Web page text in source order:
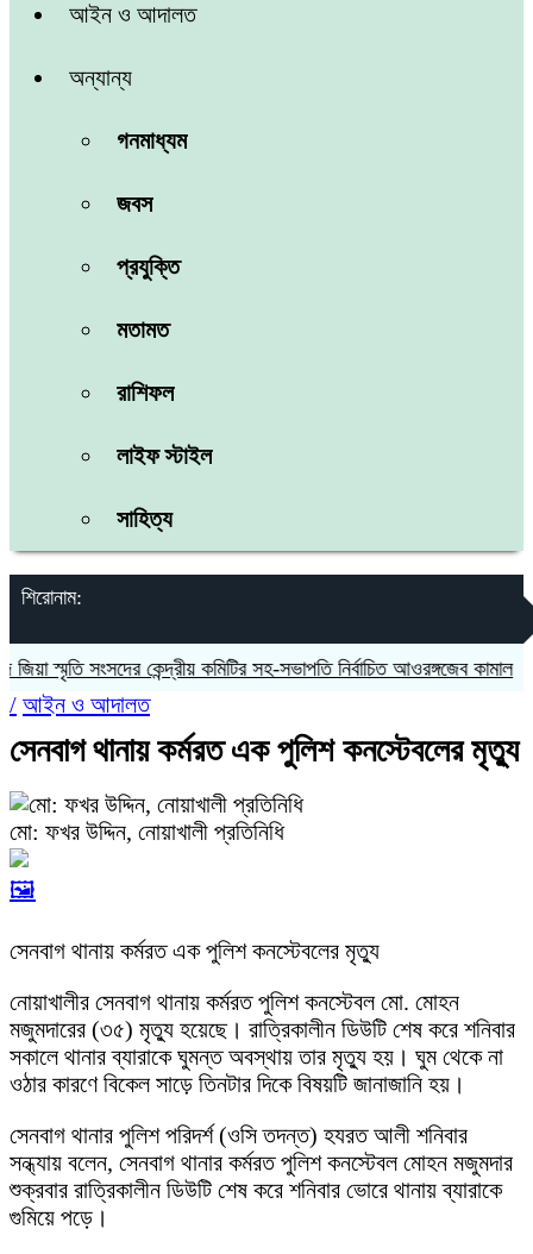
আইন ও আদালত
অন্যান্য
গনমাধ্যম
জবস
প্রযুক্তি
মতামত
রাশিফল
লাইফ স্টাইল
সাহিত্য
শিরোনাম:
স্মৃতি সংসদের কেন্দ্রীয় কমিটির সহ-সভাপতি নির্বাচিত আওরঙ্গজেব কামাল
/ আইন ও আদালত
সেনবাগ থানায় কর্মরত এক পুলিশ কনস্টেবলের মৃত্যু
মো: ফখর উদ্দিন, নোয়াখালী প্রতিনিধি
🖼️
সেনবাগ থানায় কর্মরত এক পুলিশ কনস্টেবলের মৃত্যু
নোয়াখালীর সেনবাগ থানায় কর্মরত পুলিশ কনস্টেবল মো. মোহন
মজুমদারের (৩৫) মৃত্যু হয়েছে। রাত্রিকালীন ডিউটি শেষ করে শনিবার
সকালে থানার ব্যারাকে ঘুমন্ত অবস্থায় তার মৃত্যু হয়। ঘুম থেকে না
ওঠার কারণে বিকেল সাড়ে তিনটার দিকে বিষয়টি জানাজানি হয়।
সেনবাগ থানার পুলিশ পরিদর্শ (ওসি তদন্ত) হযরত আলী শনিবার
সন্ধ্যায় বলেন, সেনবাগ থানার কর্মরত পুলিশ কনস্টেবল মোহন মজুমদার
শুক্রবার রাত্রিকালীন ডিউটি শেষ করে শনিবার ভোরে থানায় ব্যারাকে
গুমিয়ে পড়ে।